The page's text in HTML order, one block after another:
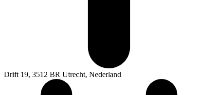
Drift 19, 3512 BR Utrecht, Nederland